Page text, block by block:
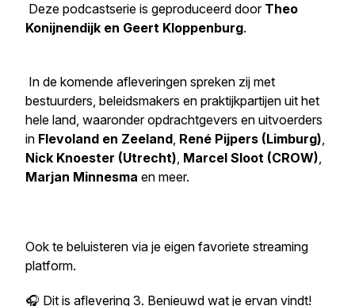
Deze podcastserie is geproduceerd door Theo
Konijnendijk en Geert Kloppenburg.
In de komende afleveringen spreken zij met
bestuurders, beleidsmakers en praktijkpartijen uit het
hele land, waaronder opdrachtgevers en uitvoerders
in Flevoland en Zeeland, René Pijpers (Limburg),
Nick Knoester (Utrecht), Marcel Sloot (CROW),
Marjan Minnesma en meer.
Ook te beluisteren via je eigen favoriete streaming
platform.
🎧 Dit is aflevering 3. Benieuwd wat je ervan vindt!